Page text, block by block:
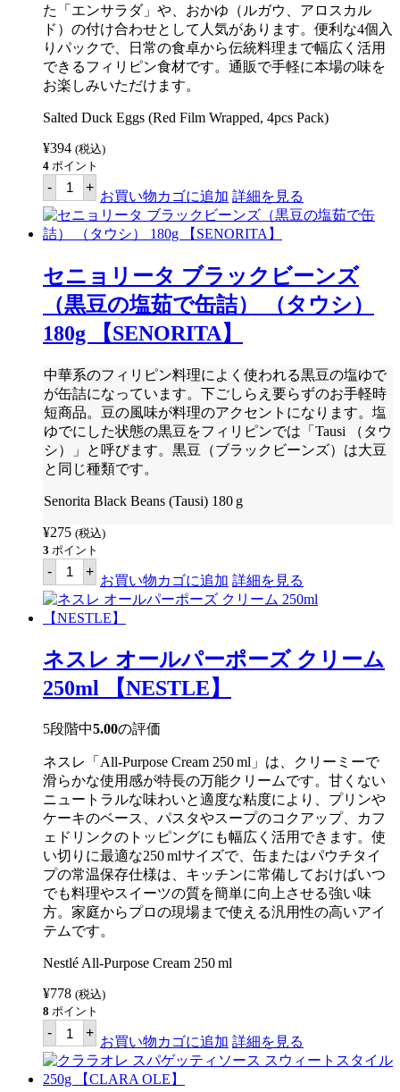
た「エンサラダ」や、おかゆ（ルガウ、アロスカル
ド）の付け合わせとして人気があります。便利な4個入
りパックで、日常の食卓から伝統料理まで幅広く活用
できるフィリピン食材です。通販で手軽に本場の味を
お楽しみいただけます。
Salted Duck Eggs (Red Film Wrapped, 4pcs Pack)
¥394 (税込)
4 ポイント
- 塩
玉
子
/
ア
の
塩
漬
け
卵/
蛋
(赤
フ
ィ
ル
ム
包
装
4
パ
ク)
【イ
ト
ロ
グ
ナ
マ
ア
ラ
ッ
ト
ITLOG
NA
MAALAT】
個
+
お買い物カゴに追加 詳細を見る
セニョリータ ブラックビーンズ
（黒豆の塩茹で缶詰） （タウシ）
180g 【SENORITA】
中華系のフィリピン料理によく使われる黒豆の塩ゆで
が缶詰になっています。下ごしらえ要らずのお手軽時
短商品。豆の風味が料理のアクセントになります。塩
ゆでにした状態の黒豆をフィリピンでは「Tausi （タウ
シ）」と呼びます。黒豆（ブラックビーンズ）は大豆
と同じ種類です。
Senorita Black Beans (Tausi) 180 g
¥275 (税込)
3 ポイント
- セ
ニ
ョ
リ
ー
ブ
ラ
ッ
ク
ー
ン
（黒
豆
塩
茹
で
缶
詰）
（タ
ウ
シ）
180g
【SENORITA】
+
お買い物カゴに追加 詳細を見る
ネスレ オールパーポーズ クリーム
250ml 【NESTLE】
5段階中5.00の評価
ネスレ「All‑Purpose Cream 250 ml」は、クリーミーで
滑らかな使用感が特長の万能クリームです。甘くない
ニュートラルな味わいと適度な粘度により、プリンや
ケーキのベース、パスタやスープのコクアップ、カフ
ェドリンクのトッピングにも幅広く活用できます。使
い切りに最適な250 mlサイズで、缶またはパウチタイ
プの常温保存仕様は、キッチンに常備しておけばいつ
でも料理やスイーツの質を簡単に向上させる強い味
方。家庭からプロの現場まで使える汎用性の高いアイ
テムです。
Nestlé All‑Purpose Cream 250 ml
¥778 (税込)
8 ポイント
- ネ
ス
レ
オ
ー
+
お買い物カゴに追加 詳細を見る